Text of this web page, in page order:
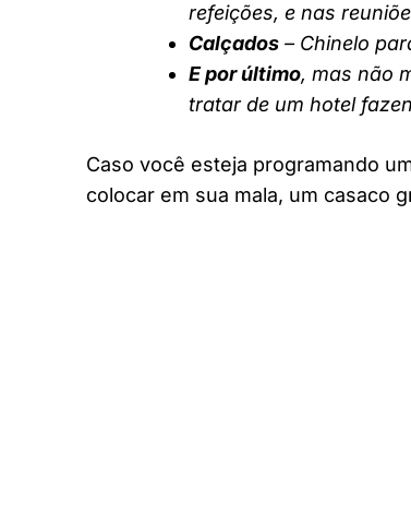
refeições, e nas
Calçados – Chinelo
E por último, mas não
tratar de um hotel
Caso você esteja programando
colocar em sua mala, um casaco